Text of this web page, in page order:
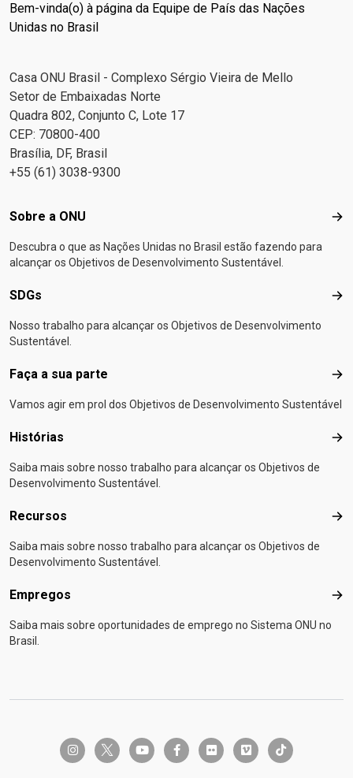
Bem-vinda(o) à página da Equipe de País das Nações
Unidas no Brasil
Casa ONU Brasil - Complexo Sérgio Vieira de Mello
Setor de Embaixadas Norte
Quadra 802, Conjunto C, Lote 17
CEP: 70800-400
Brasília, DF, Brasil
+55 (61) 3038-9300
Footer menu
Sobre a ONU
Descubra o que as Nações Unidas no Brasil estão fazendo para
alcançar os Objetivos de Desenvolvimento Sustentável.
SDGs
Nosso trabalho para alcançar os Objetivos de Desenvolvimento
Sustentável.
Faça a sua parte
Vamos agir em prol dos Objetivos de Desenvolvimento Sustentável
Histórias
Saiba mais sobre nosso trabalho para alcançar os Objetivos de
Desenvolvimento Sustentável.
Recursos
Saiba mais sobre nosso trabalho para alcançar os Objetivos de
Desenvolvimento Sustentável.
Empregos
Saiba mais sobre oportunidades de emprego no Sistema ONU no
Brasil.
instagramtwitter-x youtube facebook-fflickr vimeo tiktok